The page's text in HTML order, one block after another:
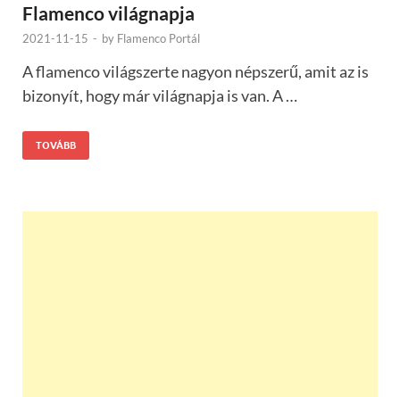
Flamenco világnapja
2021-11-15 - by Flamenco Portál
A flamenco világszerte nagyon népszerű, amit az is
bizonyít, hogy már világnapja is van. A …
TOVÁBB